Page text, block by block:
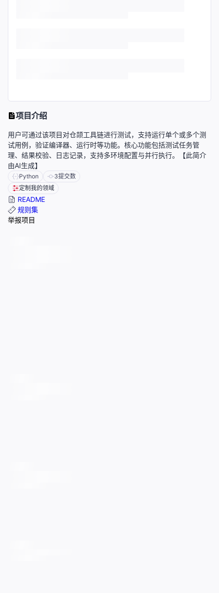
项目介绍
用户可通过该项目对仓颉工具链进行测试，支持运行单个或多个测
试用例，验证编译器、运行时等功能。核心功能包括测试任务管
理、结果校验、日志记录，支持多环境配置与并行执行。【此简介
由AI生成】
Python 3提交数
定制我的领域
README
规则集
举报项目